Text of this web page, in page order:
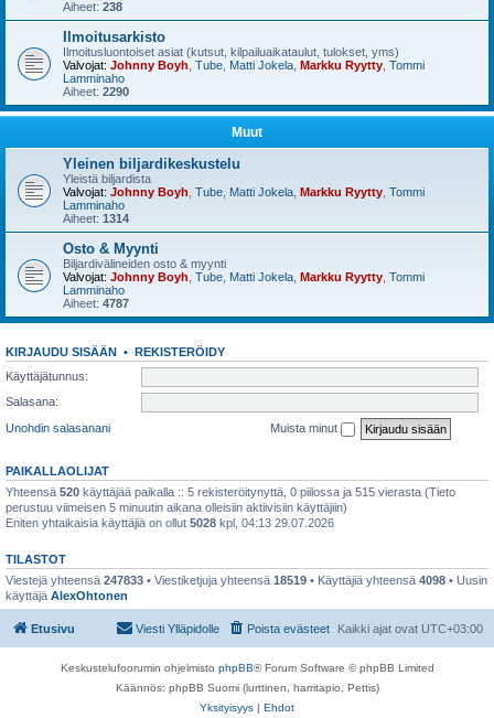
Aiheet: 238
Ilmoitusarkisto
Ilmoitusluontoiset asiat (kutsut, kilpailuaikataulut, tulokset, yms)
Valvojat: Johnny Boyh Tube Matti Jokela Markku Ryytty Tommi
Lamminaho
Aiheet: 2290
Muut
Yleinen biljardikeskustelu
Yleistä biljardista
Valvojat: Johnny Boyh Tube Matti Jokela Markku Ryytty Tommi
Lamminaho
Aiheet: 1314
Osto & Myynti
Biljardivälineiden osto & myynti
Valvojat: Johnny Boyh Tube Matti Jokela Markku Ryytty Tommi
Lamminaho
Aiheet: 4787
KIRJAUDU SISÄÄN • REKISTERÖIDY
Käyttäjätunnus:
Salasana:
Unohdin salasanani
Muista minut
PAIKALLAOLIJAT
Yhteensä 520 käyttäjää paikalla :: 5 rekisteröitynyttä, 0 piilossa ja 515 vierasta (Tieto
perustuu viimeisen 5 minuutin aikana olleisiin aktiivisiin käyttäjiin)
Eniten yhtaikaisia käyttäjiä on ollut 5028 kpl, 04:13 29.07.2026
TILASTOT
Viestejä yhteensä 247833 • Viestiketjuja yhteensä 18519 • Käyttäjiä yhteensä 4098 • Uusin
käyttäjä AlexOhtonen
Etusivu Kaikki ajat ovat UTC+03:00
Poista evästeet
Viesti Ylläpidolle
Keskustelufoorumin ohjelmisto phpBB® Forum Software © phpBB Limited
Käännös: phpBB Suomi (lurttinen, harritapio, Pettis)
Yksityisyys | Ehdot